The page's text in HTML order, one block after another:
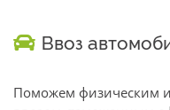
Ввоз
Поможем физическим